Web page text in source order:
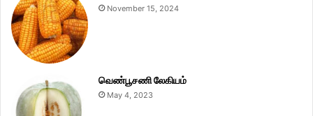
November 15, 2024
வெண்பூசணி லேகியம்
May 4, 2023